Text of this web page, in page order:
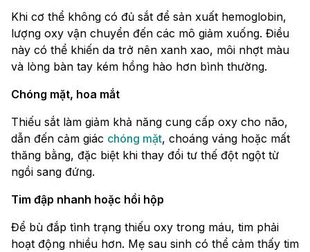
Khi cơ thể không có đủ sắt để sản xuất hemoglobin,
lượng oxy vận chuyển đến các mô giảm xuống. Điều
này có thể khiến da trở nên xanh xao, môi nhợt màu
và lòng bàn tay kém hồng hào hơn bình thường.
Chóng mặt, hoa mắt
Thiếu sắt làm giảm khả năng cung cấp oxy cho não,
dẫn đến cảm giác chóng mặt, choáng váng hoặc mất
thăng bằng, đặc biệt khi thay đổi tư thế đột ngột từ
ngồi sang đứng.
Tim đập nhanh hoặc hồi hộp
Để bù đắp tình trạng thiếu oxy trong máu, tim phải
hoạt động nhiều hơn. Mẹ sau sinh có thể cảm thấy tim